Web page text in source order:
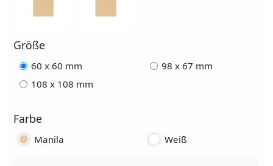
Größe
60 x 60 mm
98 x 67 mm
108 x 108 mm
Farbe
Manila Weiß